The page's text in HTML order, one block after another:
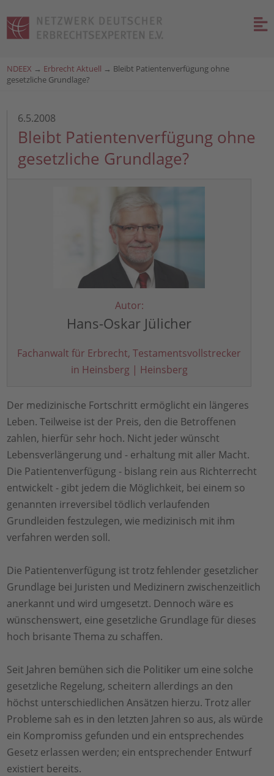
NDEEX → Erbrecht Aktuell → Bleibt Patientenverfügung ohne
gesetzliche Grundlage?
6.5.2008
Bleibt Patientenverfügung ohne
gesetzliche Grundlage?
Autor:
Hans-Oskar Jülicher
Fachanwalt für Erbrecht, Testamentsvollstrecker
in Heinsberg | Heinsberg
Der medizinische Fortschritt ermöglicht ein längeres
Leben. Teilweise ist der Preis, den die Betroffenen
zahlen, hierfür sehr hoch. Nicht jeder wünscht
Lebensverlängerung und - erhaltung mit aller Macht.
Die Patientenverfügung - bislang rein aus Richterrecht
entwickelt - gibt jedem die Möglichkeit, bei einem so
genannten irreversibel tödlich verlaufenden
Grundleiden festzulegen, wie medizinisch mit ihm
verfahren werden soll.
Die Patientenverfügung ist trotz fehlender gesetzlicher
Grundlage bei Juristen und Medizinern zwischenzeitlich
anerkannt und wird umgesetzt. Dennoch wäre es
wünschenswert, eine gesetzliche Grundlage für dieses
hoch brisante Thema zu schaffen.
Seit Jahren bemühen sich die Politiker um eine solche
gesetzliche Regelung, scheitern allerdings an den
höchst unterschiedlichen Ansätzen hierzu. Trotz aller
Probleme sah es in den letzten Jahren so aus, als würde
ein Kompromiss gefunden und ein entsprechendes
Gesetz erlassen werden; ein entsprechender Entwurf
existiert bereits.